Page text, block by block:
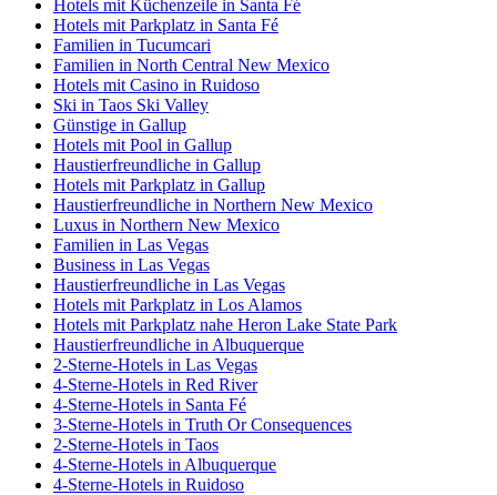
Hotels mit Küchenzeile in Santa Fé
Hotels mit Parkplatz in Santa Fé
Familien in Tucumcari
Familien in North Central New Mexico
Hotels mit Casino in Ruidoso
Ski in Taos Ski Valley
Günstige in Gallup
Hotels mit Pool in Gallup
Haustierfreundliche in Gallup
Hotels mit Parkplatz in Gallup
Haustierfreundliche in Northern New Mexico
Luxus in Northern New Mexico
Familien in Las Vegas
Business in Las Vegas
Haustierfreundliche in Las Vegas
Hotels mit Parkplatz in Los Alamos
Hotels mit Parkplatz nahe Heron Lake State Park
Haustierfreundliche in Albuquerque
2-Sterne-Hotels in Las Vegas
4-Sterne-Hotels in Red River
4-Sterne-Hotels in Santa Fé
3-Sterne-Hotels in Truth Or Consequences
2-Sterne-Hotels in Taos
4-Sterne-Hotels in Albuquerque
4-Sterne-Hotels in Ruidoso